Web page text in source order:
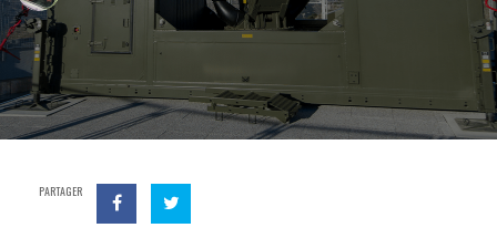
PARTAGER